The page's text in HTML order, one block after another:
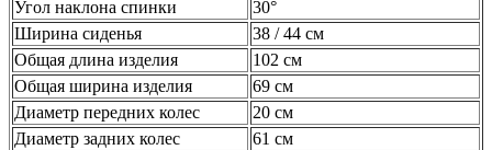
Угол наклона спинки
30°
Ширина сиденья
38 / 44 см
Общая длина изделия
102 см
Общая ширина изделия
69 см
Диаметр передних колес
20 см
Диаметр задних колес
61 см